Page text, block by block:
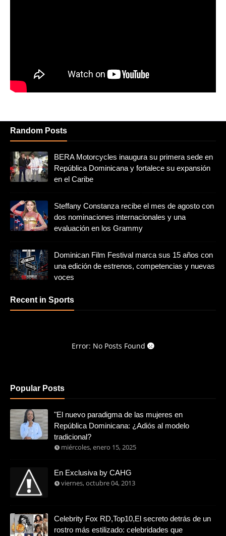
Random Posts
BERA Motorcycles inaugura su primera sede en
República Dominicana y fortalece su expansión
en el Caribe
Steffany Constanza recibe el mes de agosto con
dos nominaciones internacionales y una
evaluación en los Grammy
Dominican Film Festival marca sus 15 años con
una edición de estrenos, competencias y nuevas
voces
Recent in Sports
Error: No Posts Found
Popular Posts
"El nuevo paradigma de las mujeres en
República Dominicana: ¿Adiós al modelo
tradicional?
miércoles, enero 15, 2025
En Exclusiva by CAHG
viernes, octubre 04, 2013
Celebrity Fox RD,Top10,El secreto detrás de un
rostro más estilizado: celebridades que